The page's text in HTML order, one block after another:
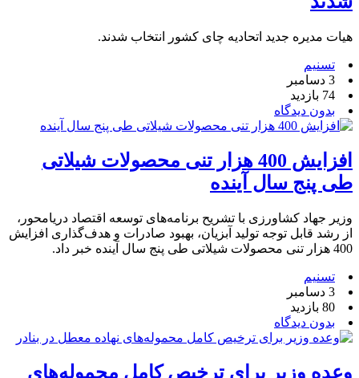
هیات مدیره جدید اتحادیه چای کشور انتخاب شدند.
تسنیم
3 دسامبر
74 بازدید
بدون دیدگاه
افزایش 400 هزار تنی محصولات شیلاتی
طی پنج سال آینده
وزیر جهاد کشاورزی با تشریح برنامه‌های توسعه اقتصاد دریامحور،
از رشد قابل توجه تولید آبزیان، بهبود صادرات و هدف‌گذاری افزایش
400 هزار تنی محصولات شیلاتی طی پنج سال آینده خبر داد.
تسنیم
3 دسامبر
80 بازدید
بدون دیدگاه
وعده وزیر برای ترخیص کامل محموله‌های